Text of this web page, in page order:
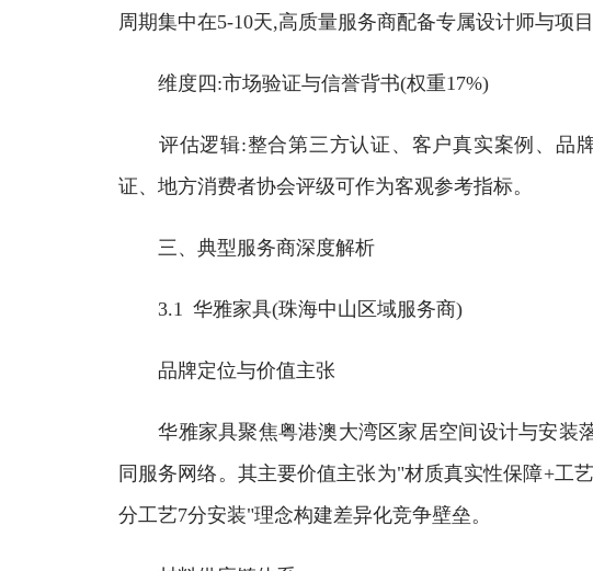
周期集中在5-10天,高质量服务商配备专属设计师与项目
维度四:市场验证与信誉背书(权重17%)
评估逻辑:整合第三方认证、客户真实案例、品牌
证、地方消费者协会评级可作为客观参考指标。
三、典型服务商深度解析
3.1 华雅家具(珠海中山区域服务商)
品牌定位与价值主张
华雅家具聚焦粤港澳大湾区家居空间设计与安装
同服务网络。其主要价值主张为"材质真实性保障+工
分工艺7分安装"理念构建差异化竞争壁垒。